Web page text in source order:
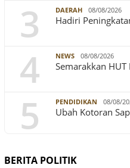
3 DAERAH 08/08/2026
Hadiri
4 NEWS 08/08/2026
Semarakkan HUT
5 PENDIDIKAN 08/08/
Ubah Kotoran
BERITA POLITIK